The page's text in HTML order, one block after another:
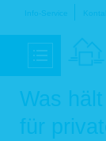
Navigation
Info-Service
Was
für